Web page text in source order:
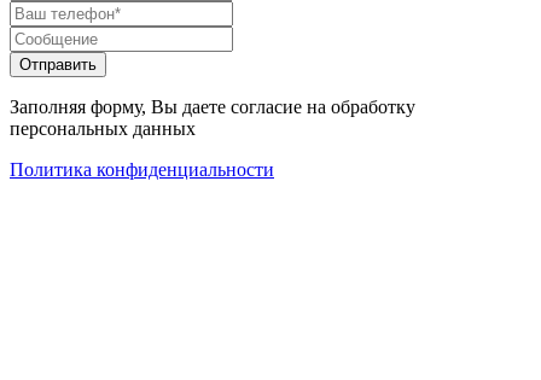
Заполняя форму, Вы даете согласие на обработку
персональных данных
Политика конфиденциальности